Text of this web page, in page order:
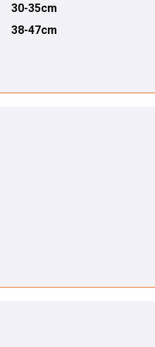
30-35cm
38-47cm